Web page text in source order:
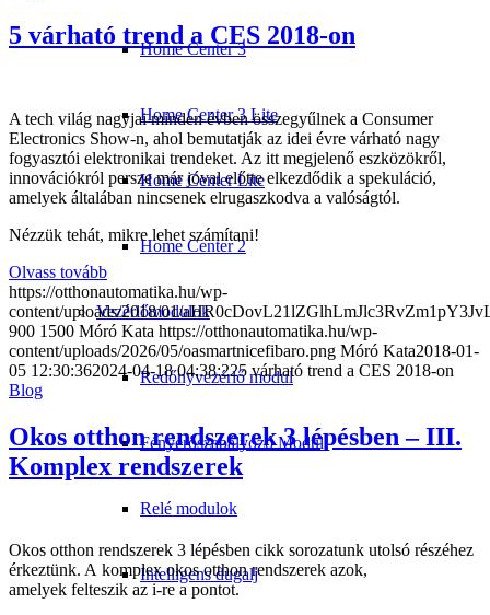
Home Center 3
Home Center 3 Lite
Home Center Lite
Home Center 2
Vezérlőmodulok
Redőnyvezérlő modul
Fényerőszabályozó Modul
Relé modulok
Intelligens dugalj
5 várható trend a CES 2018-on
A tech világ nagyjai minden évben összegyűlnek a Consumer
Electronics Show-n, ahol bemutatják az idei évre várható nagy
fogyasztói elektronikai trendeket. Az itt megjelenő eszközökről,
innovációkról persze már jóval előtte elkezdődik a spekuláció,
amelyek általában nincsenek elrugaszkodva a valóságtól.
Nézzük tehát, mikre lehet számítani!
Olvass tovább
https://otthonautomatika.hu/wp-
content/uploads/2018/01/
900 1500 Móró Kata https://otthonautomatika.hu/wp-
content/uploads/2026/05/oasmartnicefibaro.png Móró Kata2018-01-
05 12:30:362024-04-18 04:38:225 várható trend a CES 2018-on
Blog
Okos otthon rendszerek 3 lépésben – III.
Komplex rendszerek
Okos otthon rendszerek 3 lépésben cikk sorozatunk utolsó részéhez
érkeztünk. A komplex okos otthon rendszerek azok,
amelyek felteszik az i-re a pontot.